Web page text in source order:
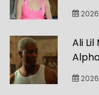
2026
Ali
2026